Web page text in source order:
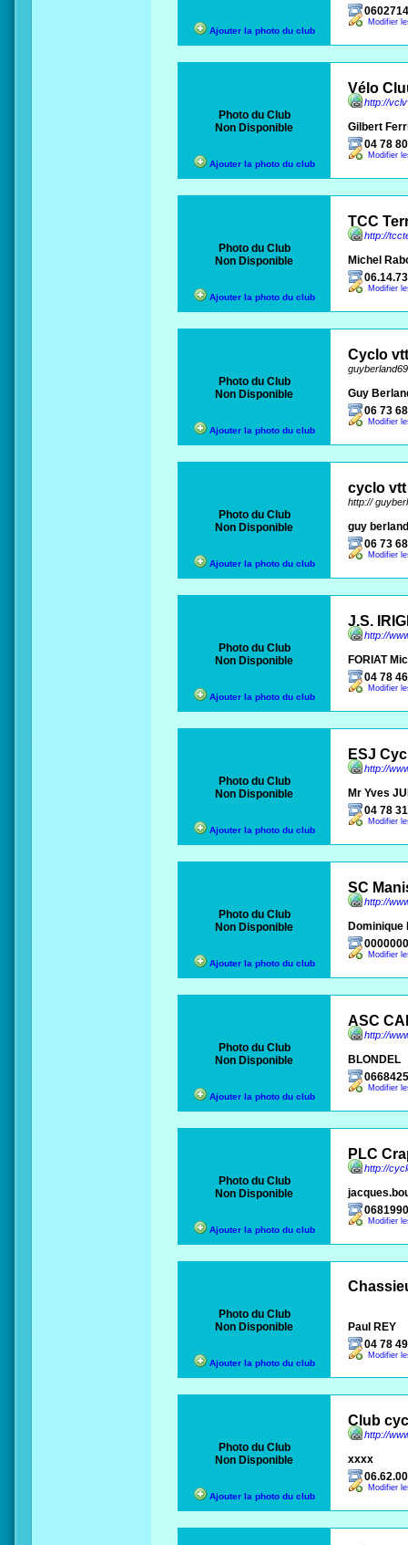
Ajouter la photo du club
Modifier
Photo du Club
Non Disponible
Ajouter la photo du club
Vélo
http://
Gilbert
04 78
Modifier
Photo du Club
Non Disponible
Ajouter la photo du club
TCC
http://
Michel
Modifier
Photo du Club
Non Disponible
Ajouter la photo du club
Cyclo
Guy
06 73
Modifier
Photo du Club
Non Disponible
Ajouter la photo du club
cyclo
http://
guy berland
06 73
Modifier
Photo du Club
Non Disponible
Ajouter la photo du club
J.S.
http://
FORIAT
04 78
Modifier
Photo du Club
Non Disponible
Ajouter la photo du club
ESJ
http://
Mr Yves
04 78
Modifier
Photo du Club
Non Disponible
Ajouter la photo du club
SC
http://
Dominique
Modifier
Photo du Club
Non Disponible
Ajouter la photo du club
ASC
http://
BLONDEL
Modifier
Photo du Club
Non Disponible
Ajouter la photo du club
PLC
http://
Modifier
Photo du Club
Non Disponible
Ajouter la photo du club
Paul REY
04 78
Modifier
Photo du Club
Non Disponible
Ajouter la photo du club
Club
http://
xxxx
Modifier